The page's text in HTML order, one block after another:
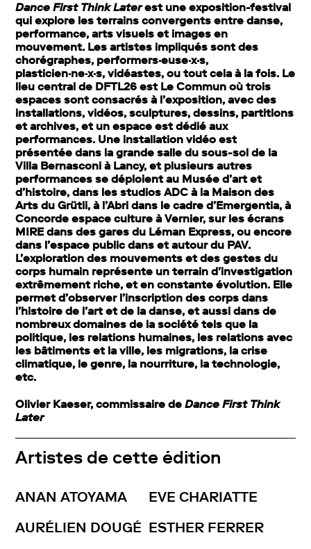
Dance First Think Laterest une exposition-festival
qui explore les terrains convergents entre danse,
performance, arts visuels et images en
mouvement. Les artistes impliqués sont des
chorégraphes, performers·euse·x·s,
plasticien·ne·x·s, vidéastes, ou tout cela à la fois. Le
lieu central de DFTL26 est Le Commun où trois
espaces sont consacrés à l’exposition, avec des
installations, vidéos, sculptures, dessins, partitions
et archives, et un espace est dédié aux
performances. Une installation vidéo est
présentée dans la grande salle du sous-sol de la
Villa Bernasconi à Lancy, et plusieurs autres
performances se déploient au Musée d’art et
d’histoire, dans les studios ADC à la Maison des
Arts du Grütli, à l’Abri dans le cadre d’Emergentia, à
Concorde espace culture à Vernier, sur les écrans
MIRE dans des gares du Léman Express, ou encore
dans l’espace public dans et autour du PAV.
L’exploration des mouvements et des gestes du
corps humain représente un terrain d’investigation
extrêmement riche, et en constante évolution. Elle
permet d’observer l’inscription des corps dans
l’histoire de l’art et de la danse, et aussi dans de
nombreux domaines de la société tels que la
politique, les relations humaines, les relations avec
les bâtiments et la ville, les migrations, la crise
climatique, le genre, la nourriture, la technologie,
etc.
Olivier Kaeser, commissaire deDance First Think
Later
Artistes de cette édition
ANAN ATOYAMA
EVE CHARIATTE
AURÉLIEN DOUGÉ ESTHER FERRER